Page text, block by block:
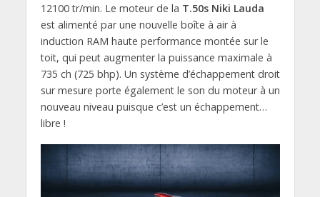
12100 tr/min. Le moteur de la T.50s Niki Lauda
est alimenté par une nouvelle boîte à air à
induction RAM haute performance montée sur le
toit, qui peut augmenter la puissance maximale à
735 ch (725 bhp). Un système d’échappement droit
sur mesure porte également le son du moteur à un
nouveau niveau puisque c’est un échappement…
libre !